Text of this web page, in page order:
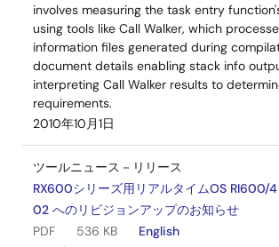
involves measuring the task entry
using tools like Call Walker, which
information files generated during
document details enabling stack info
interpreting Call Walker results to
requirements.
2010年10月1日
ツールニュース－リリース
RX600シリーズ用リアルタイムOS RI600/
02 へのリビジョンアップのお知らせ
PDF
536 KB
English